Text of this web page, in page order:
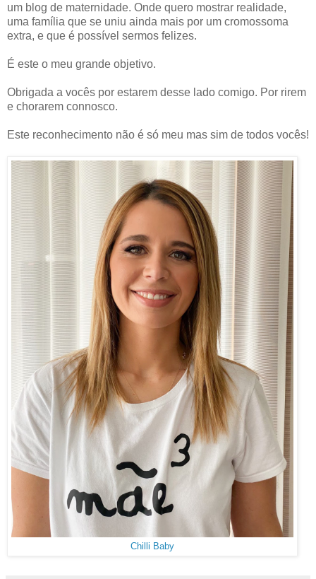
um blog de maternidade. Onde quero mostrar realidade,
uma família que se uniu ainda mais por um cromossoma
extra, e que é possível sermos felizes.
É este o meu grande objetivo.
Obrigada a vocês por estarem desse lado comigo. Por rirem
e chorarem connosco.
Este reconhecimento não é só meu mas sim de todos vocês!
Chilli Baby